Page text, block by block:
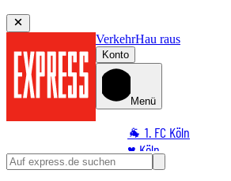
VerkehrHau raus
Konto
Menü
🐐 1. FC Köln
♥️ Köln
⭐ Promi